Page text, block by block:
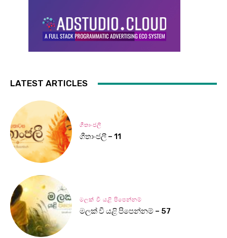
LATEST ARTICLES
ගීතාංජලී
ගීතාංජලී – 11
මලක් වී යළි පිපෙන්නම්
මලක් වී යළි පිපෙන්නම් – 57